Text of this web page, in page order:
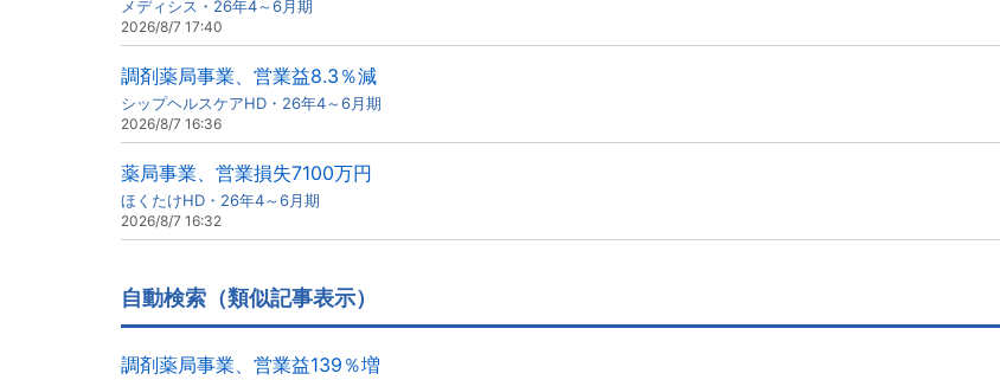
メディシス・26年4～6月期
2026/8/7 17:40
調剤薬局事業、営業益8.3％減
シップヘルスケアHD・26年4～6月期
2026/8/7 16:36
薬局事業、営業損失7100万円
ほくたけHD・26年4～6月期
2026/8/7 16:32
自動検索（類似記事表示）
調剤薬局事業、営業益139％増